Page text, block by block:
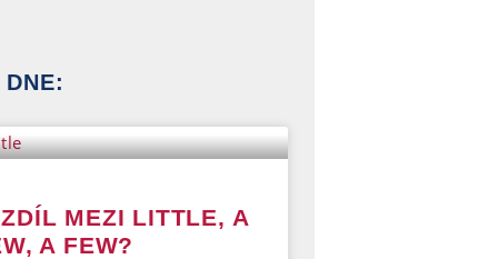
MEZI LITTLE, A
A FEW?